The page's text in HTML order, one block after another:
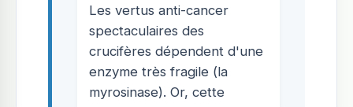
Les vertus anti-cancer
spectaculaires des
crucifères dépendent d'une
enzyme très fragile (la
myrosinase). Or, cette